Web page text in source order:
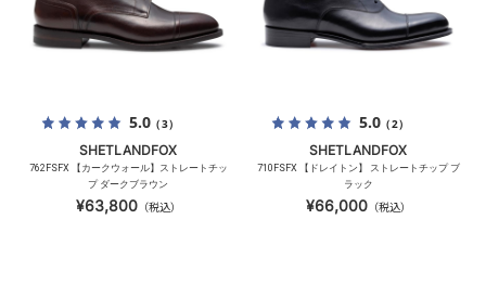
5.0（3）
SHETLANDFOX
762FSFX 【カークウォール】ストレートチッ
プ ダークブラウン
¥63,800（税込）
5.0（2）
SHETLANDFOX
710FSFX 【ドレイトン】 ストレートチップ ブ
ラック
¥66,000（税込）